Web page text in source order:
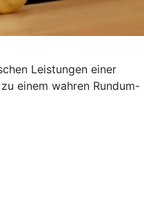
Leistungen einer
einem wahren Rundum-